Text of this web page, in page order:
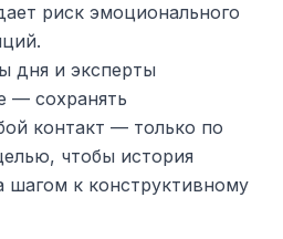
риск эмоционального
дня и эксперты
— сохранять
контакт — только по
чтобы история
шагом к конструктивному